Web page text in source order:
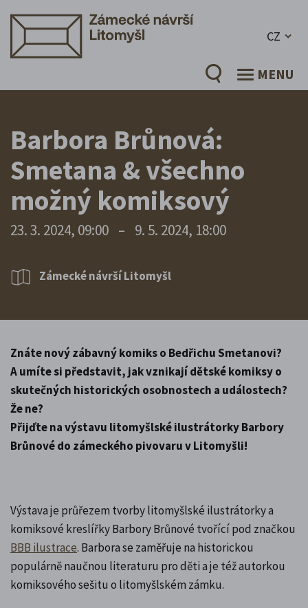
CZ
MENU
Barbora Brůnová:
Smetana & všechno
možný komiksový
23. 3. 2024, 09:00 – 9. 5. 2024, 18:00
Zámecké návrší Litomyšl
Znáte nový zábavný komiks o Bedřichu Smetanovi?
A umíte si představit, jak vznikají dětské komiksy o
skutečných historických osobnostech a událostech?
Že ne?
Přijďte na výstavu litomyšlské ilustrátorky Barbory
Brůnové do zámeckého pivovaru v Litomyšli!
Výstava je průřezem tvorby litomyšlské ilustrátorky a
komiksové kreslířky Barbory Brůnové tvořící pod značkou
BBB ilustrace. Barbora se zaměřuje na historickou
populárně naučnou literaturu pro děti a je též autorkou
komiksového sešitu o litomyšlském zámku.